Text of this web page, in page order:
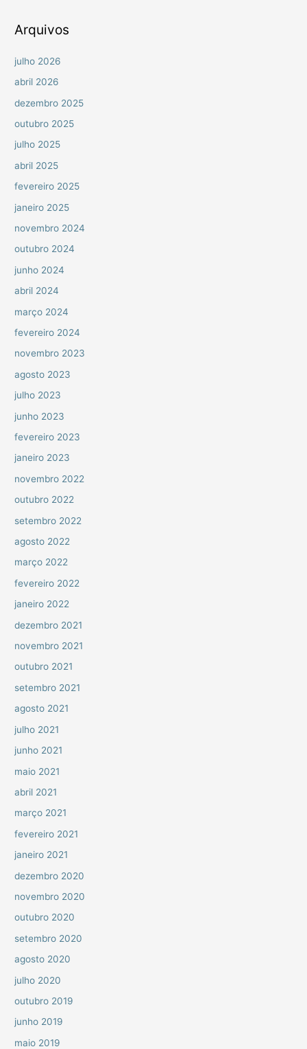
r
Arquivos
julho 2026
abril 2026
dezembro 2025
outubro 2025
julho 2025
abril 2025
fevereiro 2025
janeiro 2025
novembro 2024
outubro 2024
junho 2024
abril 2024
março 2024
fevereiro 2024
novembro 2023
agosto 2023
julho 2023
junho 2023
fevereiro 2023
janeiro 2023
novembro 2022
outubro 2022
setembro 2022
agosto 2022
março 2022
fevereiro 2022
janeiro 2022
dezembro 2021
novembro 2021
outubro 2021
setembro 2021
agosto 2021
julho 2021
junho 2021
maio 2021
abril 2021
março 2021
fevereiro 2021
janeiro 2021
dezembro 2020
novembro 2020
outubro 2020
setembro 2020
agosto 2020
julho 2020
outubro 2019
junho 2019
maio 2019